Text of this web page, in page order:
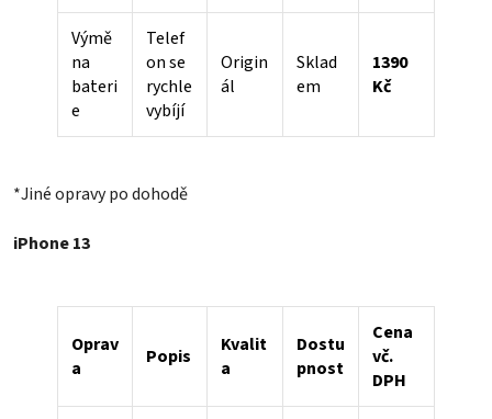
Výmě
na
bateri
e
Telef
on se
rychle
vybíjí
Origin
ál
Sklad
em
1390
Kč
*Jiné opravy po dohodě
iPhone 13
Oprav
a
Popis
Kvalit
a
Dostu
pnost
Cena
vč.
DPH